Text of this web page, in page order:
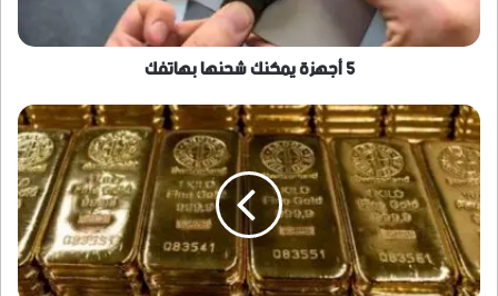
5 أجهزة يمكنك شحنها بهاتفك
الذهب
يواجه
أكبر
انخفاض
شهري
منذ
أواخر
2008